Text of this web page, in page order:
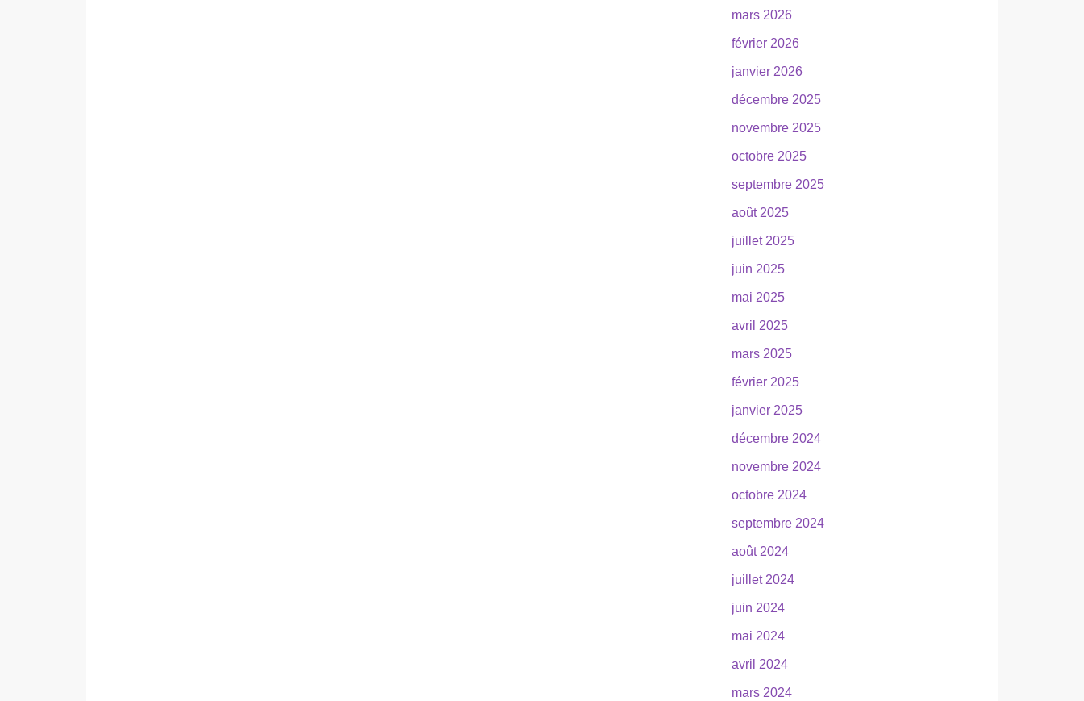
mars 2026
février 2026
janvier 2026
décembre 2025
novembre 2025
octobre 2025
septembre 2025
août 2025
juillet 2025
juin 2025
mai 2025
avril 2025
mars 2025
février 2025
janvier 2025
décembre 2024
novembre 2024
octobre 2024
septembre 2024
août 2024
juillet 2024
juin 2024
mai 2024
avril 2024
mars 2024